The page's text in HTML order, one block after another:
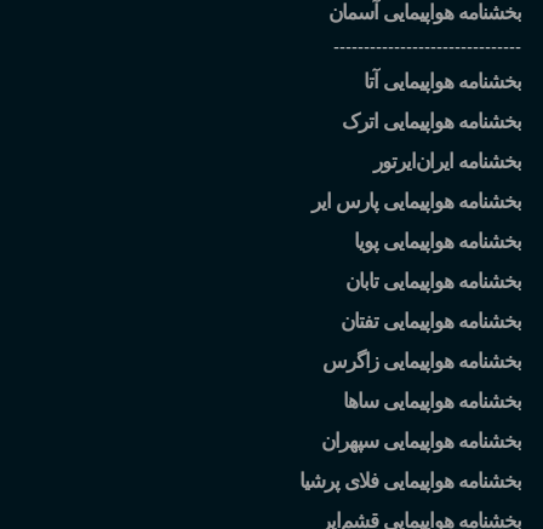
بخشنامه هواپیمایی آسمان
-------------------------------
بخشنامه هواپیمایی آتا
بخشنامه هواپیمایی اترک
بخشنامه ایران ایرتور
بخشنامه هواپیمایی پارس ایر
بخشنامه هواپیمایی پویا
بخشنامه هواپیمایی تابان
بخشنامه هواپیمایی تفتان
بخشنامه هواپیمایی زاگرس
بخشنامه هواپیمایی ساها
بخشنامه هواپیمایی سپهران
بخشنامه هواپیمایی فلای پرشیا
بخشنامه هواپیمایی قشم ایر